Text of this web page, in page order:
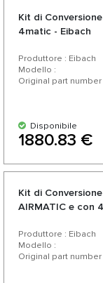
Kit di
4matic - Eibach
Produttore : Eibach
Modello :
Original part number
Disponibile
1880.83 €
Kit di
AIRMATIC e con
Produttore : Eibach
Modello :
Original part number